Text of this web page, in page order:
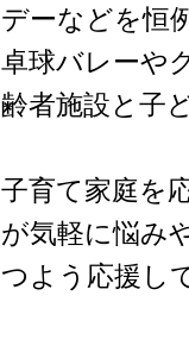
デーなどを恒
卓球バレーや
齢者施設と子
子育て家庭を
が気軽に悩み
つよう応援し